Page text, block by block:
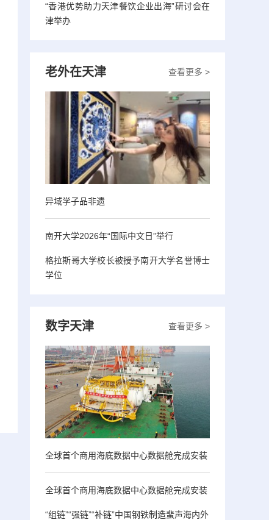
“香港优势助力天津餐饮企业出海”研讨会在
津举办
查看更多 >
老外在天津
异域学子品非遗
南开大学2026年“国际中文日”举行
格拉斯哥大学校长被授予南开大学名誉博士
学位
查看更多 >
数字天津
全球首个商用海底数据中心数据舱完成安装
全球首个商用海底数据中心数据舱完成安装
“组链”“强链”“补链”中国钢铁制造蜚声海内外